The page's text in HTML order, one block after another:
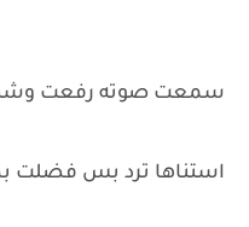
سمعت صوته رفعت وشها
استناها ترد بس فضلت